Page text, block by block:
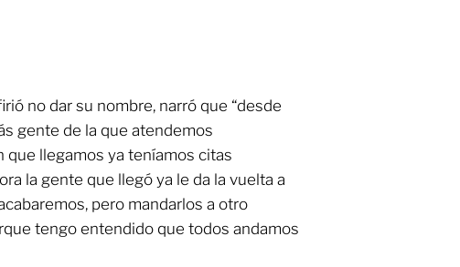
no dar su nombre, narró que “desde
gente de la que atendemos
que llegamos ya teníamos citas
la gente que llegó ya le da la vuelta a
pero mandarlos a otro
tengo entendido que todos andamos